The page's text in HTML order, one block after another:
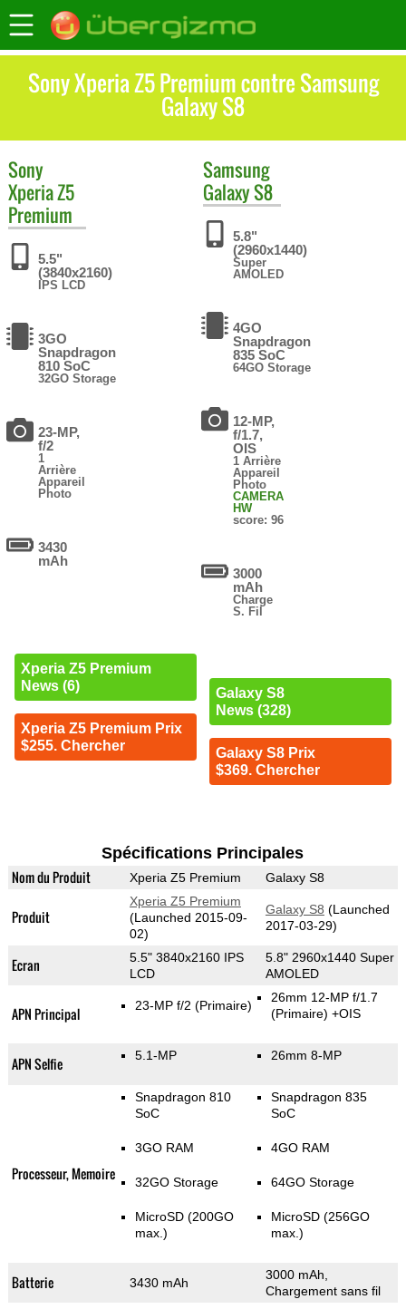
Sony Xperia Z5 Premium contre Samsung
Galaxy S8
Sony
Xperia Z5
Premium
5.5"
(3840x2160)
IPS LCD
3GO
Snapdragon
810 SoC
32GO Storage
23-MP,
f/2
1
Arrière
Appareil
Photo
3430
mAh
Xperia Z5 Premium
News (6)
Xperia Z5 Premium Prix
$255. Chercher
Samsung
Galaxy S8
5.8"
(2960x1440)
Super
AMOLED
4GO
Snapdragon
835 SoC
64GO Storage
12-MP,
f/1.7,
OIS
1 Arrière
Appareil
Photo
CAMERA
HW
score: 96
3000
mAh
Charge
S. Fil
Galaxy S8
News (328)
Galaxy S8 Prix
$369. Chercher
Spécifications Principales
Nom du Produit Xperia Z5 Premium Galaxy S8
Produit
Xperia Z5 Premium
(Launched 2015-09-
02)
Galaxy S8 (Launched
2017-03-29)
Ecran
5.5" 3840x2160 IPS
LCD
5.8" 2960x1440 Super
AMOLED
APN Principal 23-MP f/2 (Primaire)
26mm 12-MP f/1.7
(Primaire) +OIS
APN Selfie 5.1-MP 26mm 8-MP
Processeur, Memoire
Snapdragon 810
SoC
3GO RAM
32GO Storage
MicroSD (200GO
max.)
Snapdragon 835
SoC
4GO RAM
64GO Storage
MicroSD (256GO
max.)
Batterie 3430 mAh
3000 mAh,
Chargement sans fil